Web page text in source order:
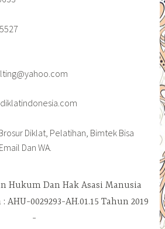
Diklat, Pelatihan, Bimtek Bisa
Dan WA.
Hukum Dan Hak Asasi Manusia
0029293-AH.01.15 Tahun 2019